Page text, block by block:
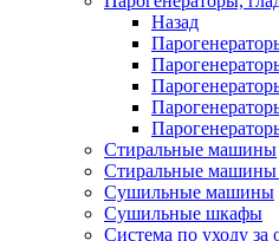
Назад
Стиральные машины
Стиральные машины
Сушильные машины
Сушильные шкафы
Система по уходу за